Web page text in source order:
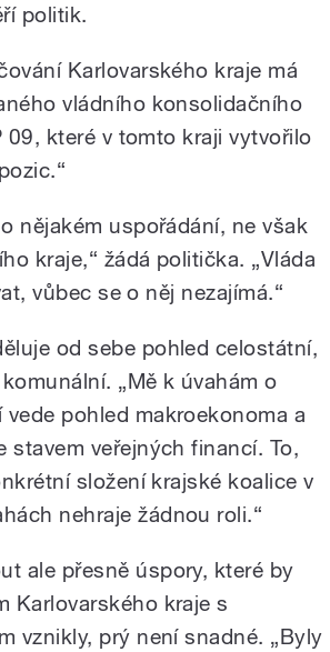
politik.
Karlovarského kraje má
vládního konsolidačního
09, které v tomto kraji vytvořilo
nějakém uspořádání, ne však
kraje,“ žádá politička. „Vláda
vůbec se o něj nezajímá.“
od sebe pohled celostátní,
„Mě k úvahám o
vede pohled makroekonoma a
stavem veřejných financí. To,
složení krajské koalice v
nehraje žádnou roli.“
ale přesně úspory, které by
Karlovarského kraje s
vznikly, prý není snadné. „Byly